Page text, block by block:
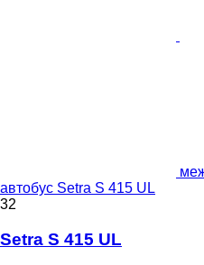
автобус Setra S 415 UL
32
Setra S 415 UL